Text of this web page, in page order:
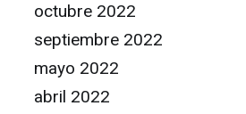
octubre 2022
septiembre 2022
mayo 2022
abril 2022